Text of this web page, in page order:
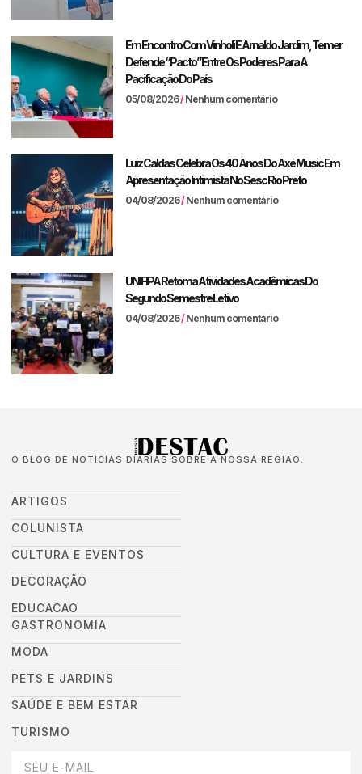
Em Encontro Com Vinholi E Arnaldo Jardim, Temer
Defende “pacto” Entre Os Poderes Para A
Pacificação Do País
05/08/2026 Nenhum comentário
Luiz Caldas Celebra Os 40 Anos Do Axé Music Em
Apresentação Intimista No Sesc Rio Preto
04/08/2026 Nenhum comentário
UNIFIPA Retoma Atividades Acadêmicas Do
Segundo Semestre Letivo
04/08/2026 Nenhum comentário
O BLOG DE NOTÍCIAS DIÁRIAS SOBRE A NOSSA REGIÃO.
ARTIGOS
COLUNISTA
CULTURA E EVENTOS
DECORAÇÃO
EDUCACAO
GASTRONOMIA
MODA
PETS E JARDINS
SAÚDE E BEM ESTAR
TURISMO